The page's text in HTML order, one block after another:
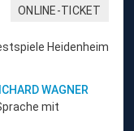
ONLINE-TICKET
Heidenheim
WAGNER
mit